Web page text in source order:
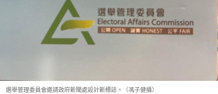
選舉管理委員會邀請政府新聞處設計新標誌。（馮子健攝）